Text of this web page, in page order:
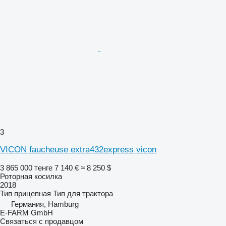
3
VICON faucheuse extra432express vicon
3 865 000 тенге 7 140 € ≈ 8 250 $
Роторная косилка
2018
Тип прицепная Тип для трактора
Германия, Hamburg
E-FARM GmbH
Связаться с продавцом